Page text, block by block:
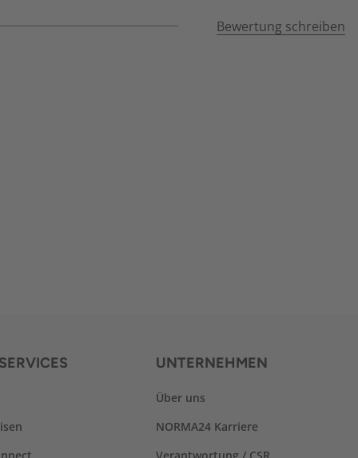
Bewertung schreiben
UNTERNEHMEN
Über uns
NORMA24 Karriere